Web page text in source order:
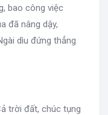
bao công việc
đã nâng dậy,
dìu đứng thẳng
trời đất, chúc tụng